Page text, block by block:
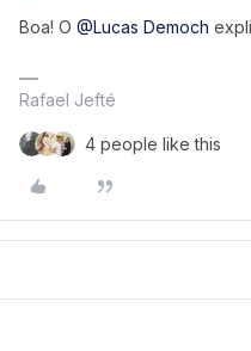
Boa! O @Lucas Democh
Rafael Jefté
4 people like this